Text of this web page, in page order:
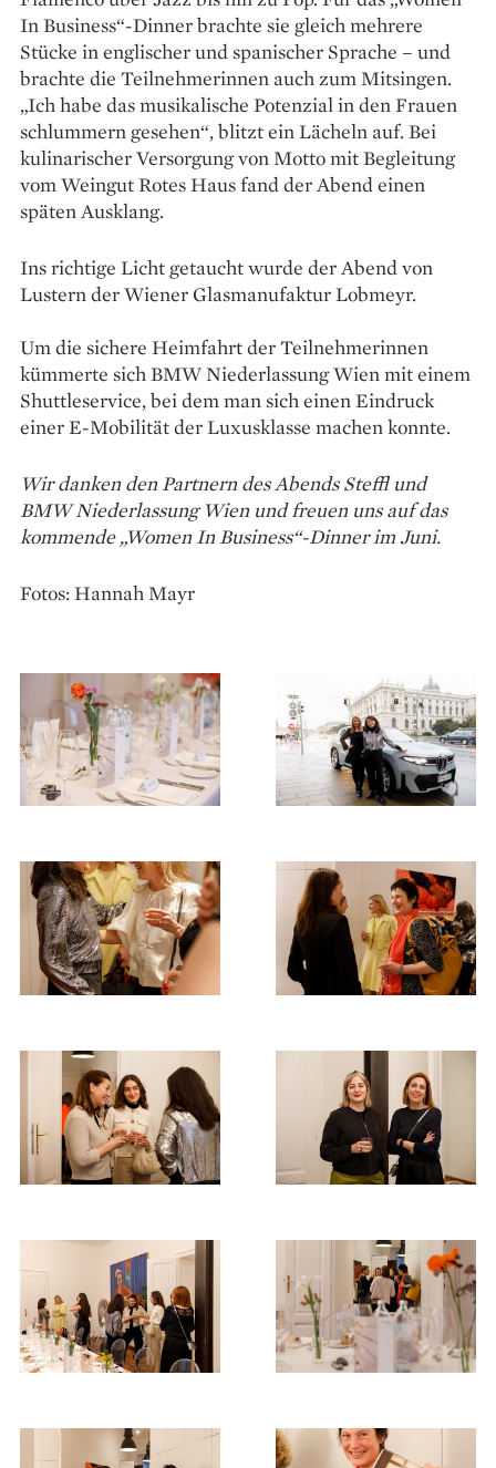
In Business“-Dinner brachte sie gleich mehrere
Stücke in englischer und spanischer Sprache – und
brachte die Teilnehmerinnen auch zum Mitsingen.
„Ich habe das musikalische Potenzial in den Frauen
schlummern gesehen“, blitzt ein Lächeln auf. Bei
kulinarischer Versorgung von Motto mit Begleitung
vom Weingut Rotes Haus fand der Abend einen
späten Ausklang.
Ins richtige Licht getaucht wurde der Abend von
Lustern der Wiener Glasmanufaktur Lobmeyr.
Um die sichere Heimfahrt der Teilnehmerinnen
kümmerte sich BMW Niederlassung Wien mit einem
Shuttleservice, bei dem man sich einen Eindruck
einer E-Mobilität der Luxusklasse machen konnte.
Wir danken den Partnern des Abends Steffl und
BMW Niederlassung Wien und freuen uns auf das
kommende „Women In Business“-Dinner im Juni.
Fotos: Hannah Mayr